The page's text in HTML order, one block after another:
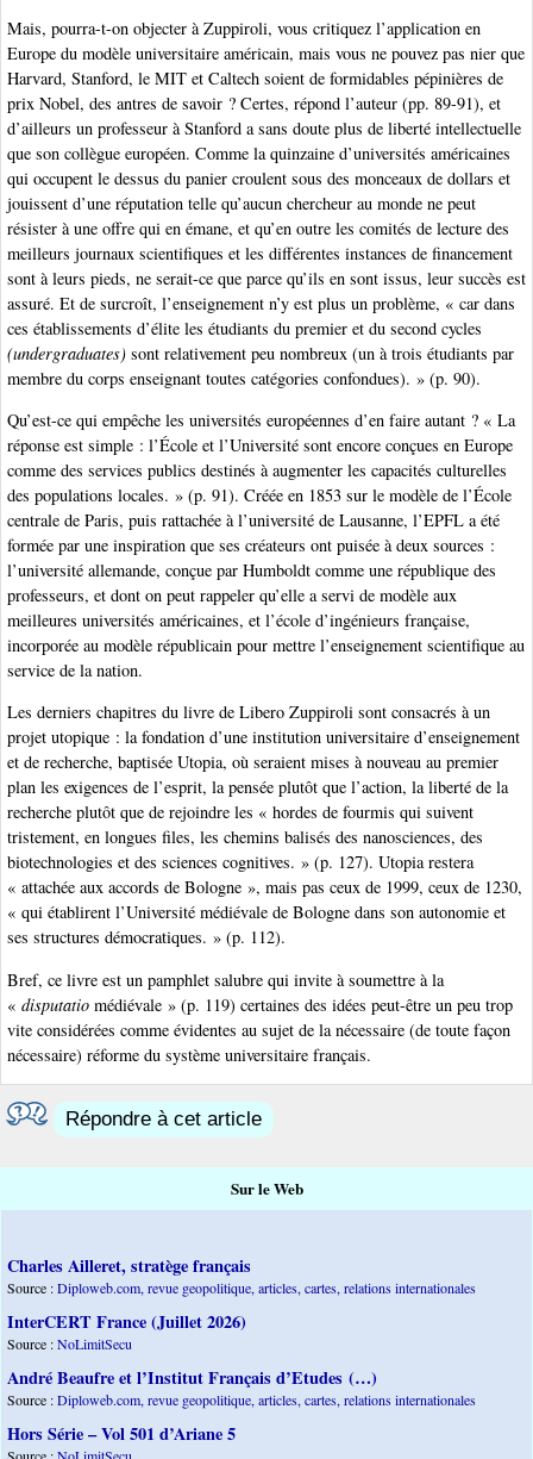
Mais, pourra-t-on objecter à Zuppiroli, vous critiquez l’application en
Europe du modèle universitaire américain, mais vous ne pouvez pas nier que
Harvard, Stanford, le MIT et Caltech soient de formidables pépinières de
prix Nobel, des antres de savoir ? Certes, répond l’auteur (pp. 89-91), et
d’ailleurs un professeur à Stanford a sans doute plus de liberté intellectuelle
que son collègue européen. Comme la quinzaine d’universités américaines
qui occupent le dessus du panier croulent sous des monceaux de dollars et
jouissent d’une réputation telle qu’aucun chercheur au monde ne peut
résister à une offre qui en émane, et qu’en outre les comités de lecture des
meilleurs journaux scientifiques et les différentes instances de financement
sont à leurs pieds, ne serait-ce que parce qu’ils en sont issus, leur succès est
assuré. Et de surcroît, l’enseignement n’y est plus un problème, « car dans
ces établissements d’élite les étudiants du premier et du second cycles
(undergraduates) sont relativement peu nombreux (un à trois étudiants par
membre du corps enseignant toutes catégories confondues). » (p. 90).
Qu’est-ce qui empêche les universités européennes d’en faire autant ? « La
réponse est simple : l’École et l’Université sont encore conçues en Europe
comme des services publics destinés à augmenter les capacités culturelles
des populations locales. » (p. 91). Créée en 1853 sur le modèle de l’École
centrale de Paris, puis rattachée à l’université de Lausanne, l’EPFL a été
formée par une inspiration que ses créateurs ont puisée à deux sources :
l’université allemande, conçue par Humboldt comme une république des
professeurs, et dont on peut rappeler qu’elle a servi de modèle aux
meilleures universités américaines, et l’école d’ingénieurs française,
incorporée au modèle républicain pour mettre l’enseignement scientifique au
service de la nation.
Les derniers chapitres du livre de Libero Zuppiroli sont consacrés à un
projet utopique : la fondation d’une institution universitaire d’enseignement
et de recherche, baptisée Utopia, où seraient mises à nouveau au premier
plan les exigences de l’esprit, la pensée plutôt que l’action, la liberté de la
recherche plutôt que de rejoindre les « hordes de fourmis qui suivent
tristement, en longues files, les chemins balisés des nanosciences, des
biotechnologies et des sciences cognitives. » (p. 127). Utopia restera
« attachée aux accords de Bologne », mais pas ceux de 1999, ceux de 1230,
« qui établirent l’Université médiévale de Bologne dans son autonomie et
ses structures démocratiques. » (p. 112).
Bref, ce livre est un pamphlet salubre qui invite à soumettre à la
« disputatio médiévale » (p. 119) certaines des idées peut-être un peu trop
vite considérées comme évidentes au sujet de la nécessaire (de toute façon
nécessaire) réforme du système universitaire français.
Répondre à cet article
Sur le Web
Charles Ailleret, stratège français
Source :Diploweb.com, revue geopolitique, articles, cartes, relations internationales
InterCERT France (Juillet 2026)
Source :NoLimitSecu
André Beaufre et l’Institut Français d’Etudes (…)
Source :Diploweb.com, revue geopolitique, articles, cartes, relations internationales
Hors Série – Vol 501 d’Ariane 5